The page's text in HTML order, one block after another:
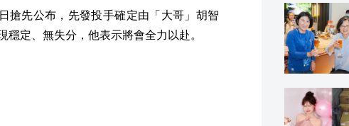
搶先公布，先發投手確定由「大哥」胡智
定、無失分，他表示將會全力以赴。